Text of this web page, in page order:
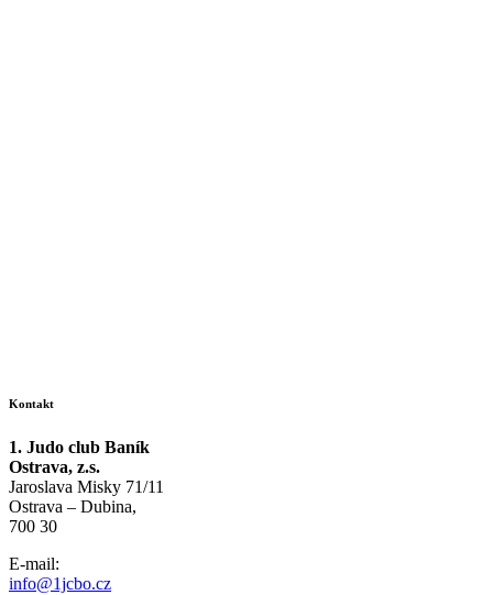
Kontakt
1. Judo club Baník
Ostrava, z.s.
Jaroslava Misky 71/11
Ostrava – Dubina,
700 30
E-mail:
info@1jcbo.cz